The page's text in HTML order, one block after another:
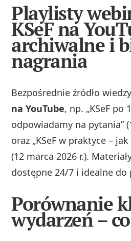
Playlisty
KSeF na
archiwalne i
nagrania
Bezpośrednie źródło
na YouTube, np. „KSeF po
odpowiadamy na pytania”
oraz „KSeF w praktyce –
(12 marca 2026 r.).
dostępne 24/7 i idealne do
Porównanie
wydarzeń –